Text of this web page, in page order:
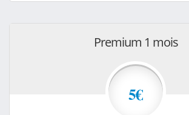
Premium 1 mois
5€